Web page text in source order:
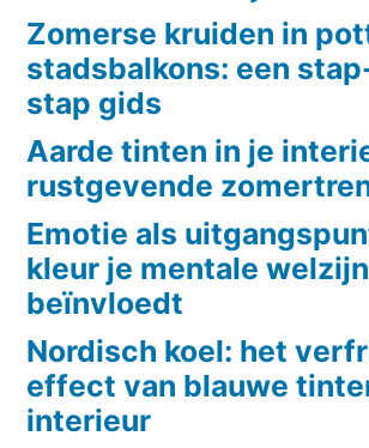
Zomerse kruiden in
stadsbalkons: een
stap gids
Aarde tinten in je
rustgevende
Emotie als
kleur je mentale welzijn
beïnvloedt
Nordisch koel: het
effect van blauwe
interieur